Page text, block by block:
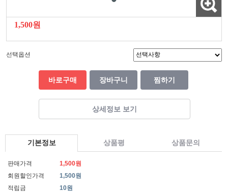
1,500원
선택옵션
바로구매 장바구니 찜하기
상세정보 보기
기본정보 상품평 상품문의
판매가격
1,500원
회원할인가격
1,500원
적립금
10원